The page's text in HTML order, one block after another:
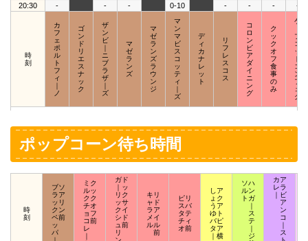
20:30
- - - 0-10 - - - -
時
刻
カ
フ
ェ
ポ
ル
ト
フ
ィ
ノ
ゴ
ン
ド
リ
エ
ス
ナ
ッ
ク
ザ
ン
ビ
ニ
ブ
ラ
ザ
ズ
マ
ゼ
ラ
ン
ズ
マ
ゼ
ラ
ン
ズ
ラ
ウ
ン
ジ
マ
ン
マ
ビ
ス
コ
ッ
テ
ィ
ズ
デ
ィ
カ
ナ
レ
ッ
ト
リ
フ
レ
ス
コ
ス
コ
ロ
ン
ビ
ア
ダ
イ
ニ
ン
グ
ク
ッ
ク
オ
フ
食
事
の
み
ケ
プ
コ
ッ
コ
ン
フ
ェ
ク
ポップコーン待ち時間
時
刻
ブソ
ラア
ッリ
クン
ペ前
ッ
パ
ミク
ルッ
クク
チオ
ョフ
コ前
レ
｜
ガド
｜ッ
リク
ッサ
クイ
シド
ュ前
リ
キリ
ャド
ラア
メイ
ルル
前
ピリ
スバ
タテ
チィ
オ前
しア
ょク
うア
ゆト
バピ
タア
｜横
ソハ
ルン
トガ
｜
ス
テ
｜
ジ
カア
レラ
｜ビ
ア
ン
コ
｜
ス